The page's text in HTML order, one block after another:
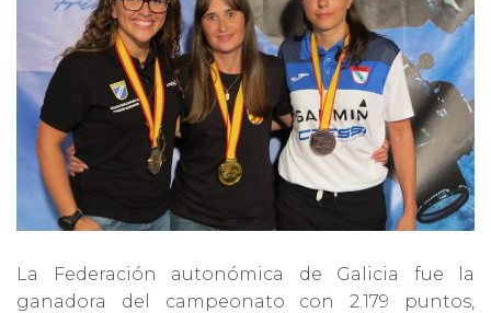
La Federación autonómica de Galicia fue la
ganadora del campeonato con 2.179 puntos,